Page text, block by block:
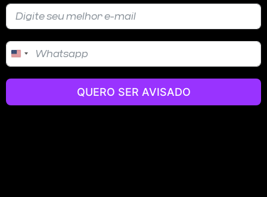
United States +1
QUERO SER AVISADO